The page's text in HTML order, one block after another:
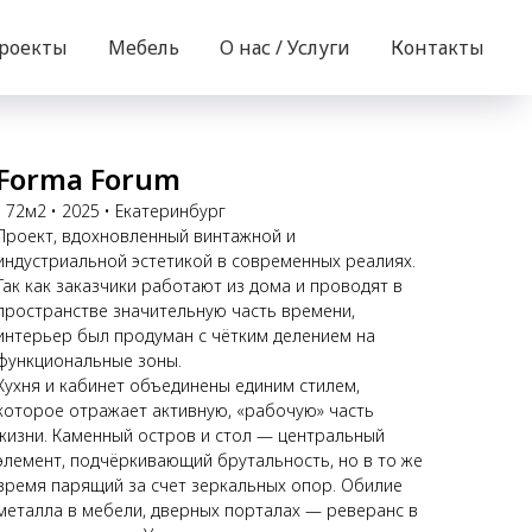
Мебель О нас / Услуги Контакты
Forum
72м2 • 2025 • Екатеринбург
вдохновленный винтажной и
эстетикой в современных реалиях.
как заказчики работают из дома и проводят в
значительную часть времени,
был продуман с чётким делением на
зоны.
и кабинет объединены единим стилем,
отражает активную, «рабочую» часть
Каменный остров и стол — центральный
подчёркивающий брутальность, но в то же
парящий за счет зеркальных опор. Обилие
в мебели, дверных порталах — реверанс в